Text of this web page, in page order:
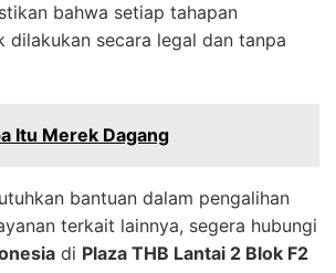
bahwa setiap tahapan
dilakukan secara legal dan tanpa
Itu Merek Dagang
bantuan dalam pengalihan
terkait lainnya, segera hubungi
di Plaza THB Lantai 2 Blok F2